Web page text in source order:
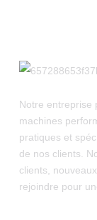
Notre entreprise
machines
pratiques et
de nos clients.
clients,
rejoindre pour